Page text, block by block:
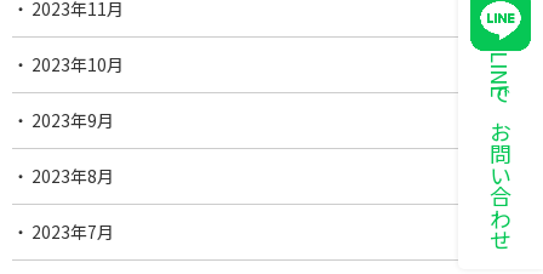
LINEでお問い合わせ
2023年11月
2023年10月
2023年9月
2023年8月
2023年7月